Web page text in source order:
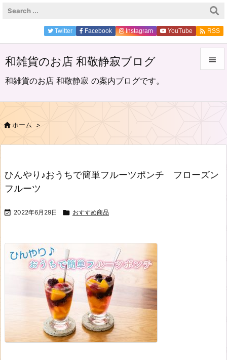
和雑貨のお店 和敬静寂ブログ
和雑貨のお店 和敬静寂 の案内ブログです。

前へ
次へ
Twitter Facebook Instagram YouTube  RSS
ホーム >
ひんやり♪おうちで簡単フルーツポンチ フローズン
フルーツ
 2022年6月29日  おすすめ商品